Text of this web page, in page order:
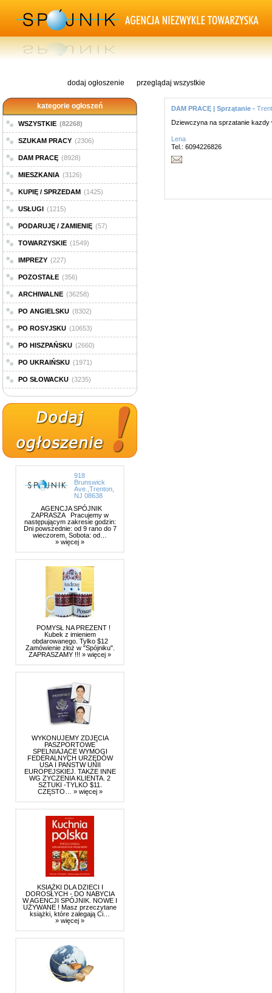
dodaj ogłoszenie przeglądaj wszystkie
kategorie ogłoszeń
WSZYSTKIE (82268)
SZUKAM PRACY (2306)
DAM PRACĘ (8928)
MIESZKANIA (3126)
KUPIĘ / SPRZEDAM (1425)
USŁUGI (1215)
PODARUJĘ / ZAMIENIĘ (57)
TOWARZYSKIE (1549)
IMPREZY (227)
POZOSTAŁE (356)
ARCHIWALNE (36258)
PO ANGIELSKU (8302)
PO ROSYJSKU (10653)
PO HISZPAŃSKU (2660)
PO UKRAIŃSKU (1971)
PO SŁOWACKU (3235)
918
Brunswick
Ave.,Trenton,
NJ 08638
AGENCJA SPÓJNIK
ZAPRASZA Pracujemy w
następującym zakresie godzin:
Dni powszednie: od 9 rano do 7
wieczorem, Sobota: od…
» więcej »
POMYSŁ NA PREZENT !
Kubek z imieniem
obdarowanego. Tylko $12
Zamówienie złoż w "Spójniku".
ZAPRASZAMY !!! » więcej »
WYKONUJEMY ZDJĘCIA
PASZPORTOWE
SPELNIAJĄCE WYMOGI
FEDERALNYCH URZĘDÓW
USA I PAŃSTW UNII
EUROPEJSKIEJ. TAKŻE INNE
WG ZYCZENIA KLIENTA. 2
SZTUKI -TYLKO $11.
CZĘSTO… » więcej »
KSIĄŻKI DLA DZIECI I
DOROSŁYCH - DO NABYCIA
W AGENCJI SPÓJNIK. NOWE I
UŻYWANE ! Masz przeczytane
książki, które zalegają Ci…
» więcej »
DAM PRACĘ | Sprzątanie -
Dziewczyna na sprzatanie
Lena
Tel.: 6094226826